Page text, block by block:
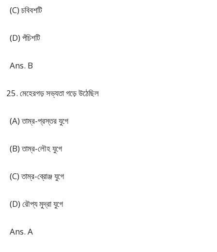
(C) চবিবশটি
(D) পঁচিশটি
Ans. B
মেহেরগড় সভ্যতা গড়ে উঠেছিল
(A) তাম্র-প্রস্তর যুগে
(B) তাম্র-লৌহ যুগে
(C) তাম্র-ব্রোঞ্জ যুগে
(D) রৌপ্য মুদ্রা যুগে
Ans. A